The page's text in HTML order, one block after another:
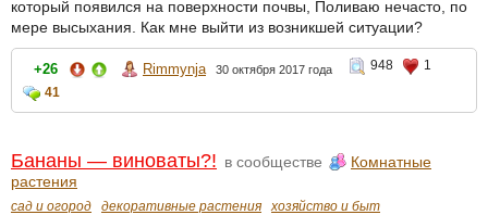
который появился на поверхности почвы, Поливаю нечасто, по
мере высыхания. Как мне выйти из возникшей ситуации?
+26 Rimmynja 30 октября 2017 года 948
1
41
Бананы — виноваты?! в сообществе
Комнатные
растения
сад и огород декоративные растения хозяйство и быт